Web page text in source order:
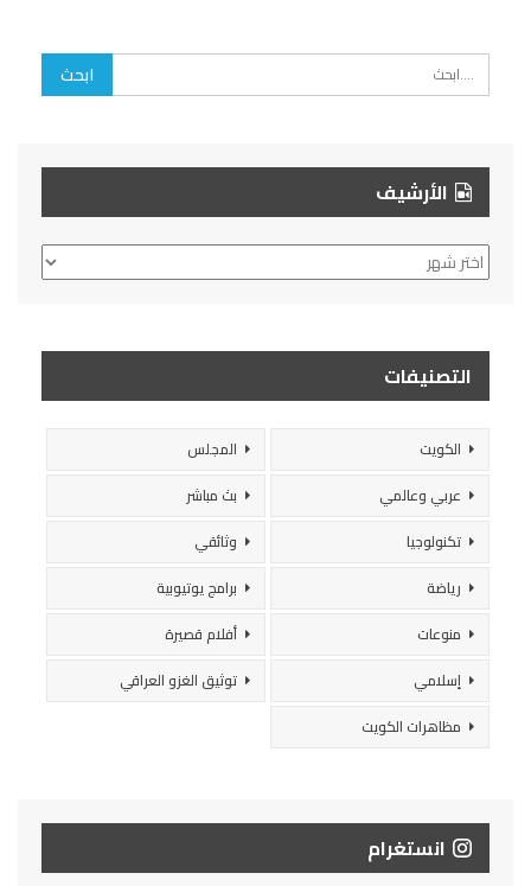
الأرشيف
الأرشيف
التصنيفات
الكويت
المجلس
عربي وعالمي
بث مباشر
تكنولوجيا
وثائقي
رياضة
برامج يوتيوبية
منوعات
أفلام قصيرة
إسلامي
توثيق الغزو العراقي
مظاهرات الكويت
انستغرام